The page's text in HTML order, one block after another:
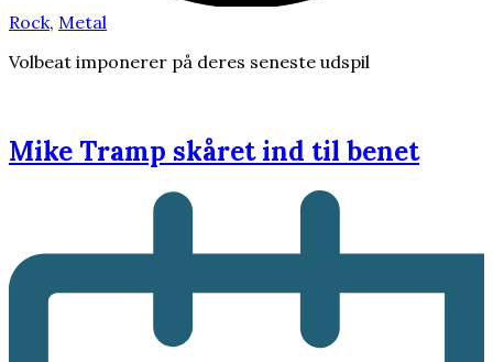
Rock, Metal
Volbeat imponerer på deres seneste udspil
Mike Tramp skåret ind til benet